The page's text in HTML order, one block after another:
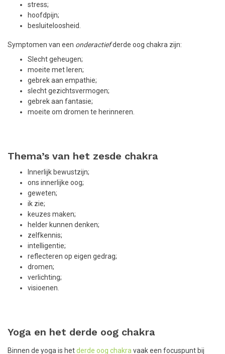
stress;
hoofdpijn;
besluiteloosheid.
Symptomen van een onderactiefderde oog chakra zijn:
Slecht geheugen;
moeite met leren;
gebrek aan empathie;
slecht gezichtsvermogen;
gebrek aan fantasie;
moeite om dromen te herinneren.
Thema’s van het zesde chakra
Innerlijk bewustzijn;
ons innerlijke oog;
geweten;
ik zie;
keuzes maken;
helder kunnen denken;
zelfkennis;
intelligentie;
reflecteren op eigen gedrag;
dromen;
verlichting;
visioenen.
Yoga en het derde oog chakra
Binnen de yoga is hetderde oog chakra vaak een focuspunt bij